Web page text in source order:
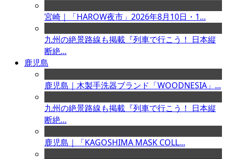
宮崎｜「HAROW夜市」2026年8月10日・1...
九州の絶景路線も掲載『列車で行こう！ 日本縦
断絶...
鹿児島
鹿児島｜木製手洗器ブランド「WOODNESIA」...
九州の絶景路線も掲載『列車で行こう！ 日本縦
断絶...
鹿児島｜「KAGOSHIMA MASK COLL...